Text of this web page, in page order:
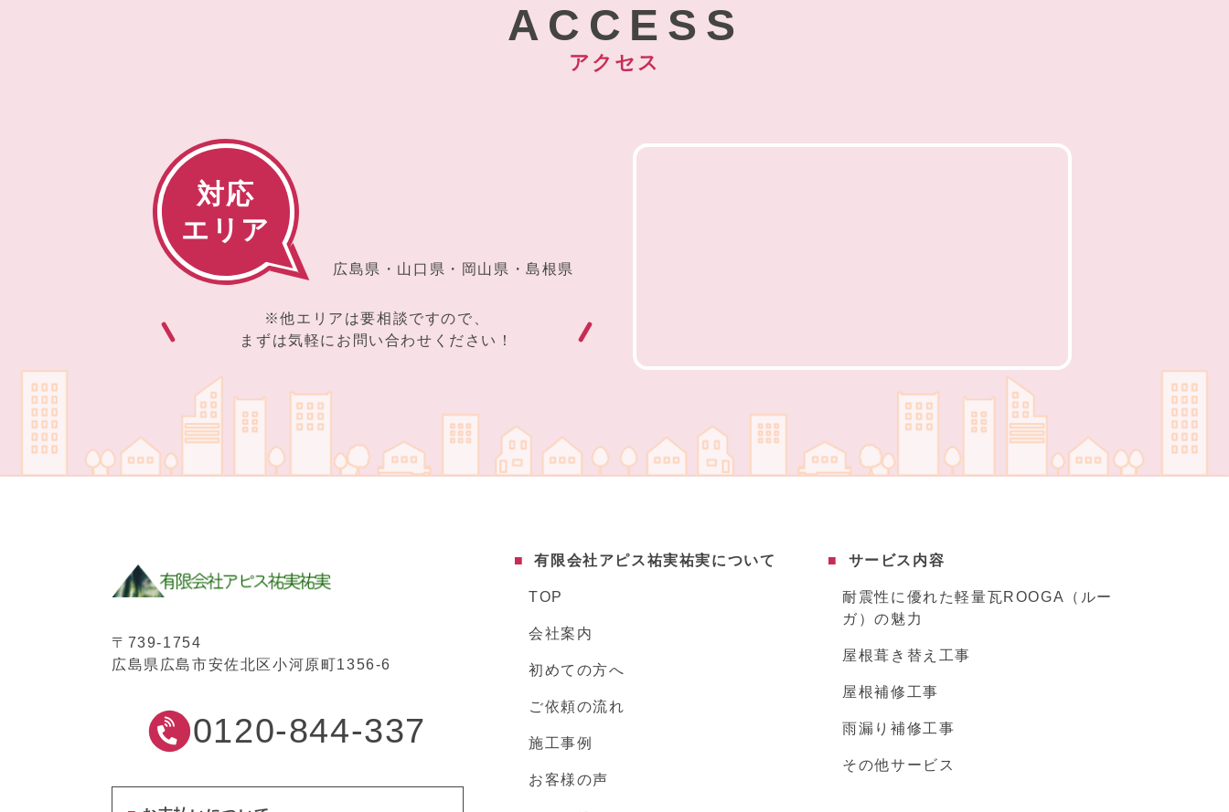
ACCESS
アクセス
対応
エリア
広島県・山口県・岡山県・島根県
※他エリアは要相談ですので、
まずは気軽にお問い合わせください！
〒739-1754
広島県広島市安佐北区小河原町1356-6
0120-844-337
有限会社アピス祐実祐実について
TOP
会社案内
初めての方へ
ご依頼の流れ
施工事例
お客様の声
サービス内容
耐震性に優れた軽量瓦ROOGA（ルー
ガ）の魅力
屋根葺き替え工事
屋根補修工事
雨漏り補修工事
その他サービス